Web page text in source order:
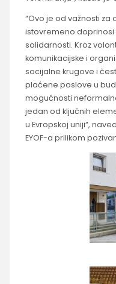
“Ovo je od važnosti
istovremeno
solidarnosti. Kroz
komunikacijske i
socijalne krugove i
plaćene poslove u
mogućnosti
jedan od ključnih
u Evropskoj uniji“,
EYOF-a prilikom